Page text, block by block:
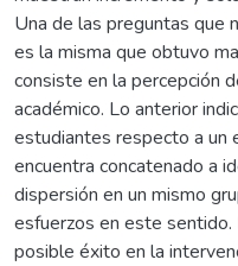
Una de las preguntas que
es la misma que obtuvo
consiste en la percepción
académico. Lo anterior
estudiantes respecto a un
encuentra concatenado a
dispersión en un mismo
esfuerzos en este
posible éxito en la